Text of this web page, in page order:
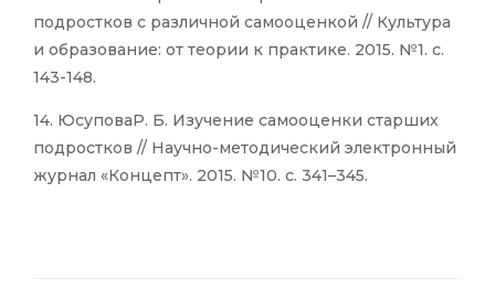
подростков с различной самооценкой // Культура
и образование: от теории к практике. 2015. №1. с.
143-148.
14. ЮсуповаР. Б. Изучение самооценки старших
подростков // Научно-методический электронный
журнал «Концепт». 2015. №10. с. 341–345.